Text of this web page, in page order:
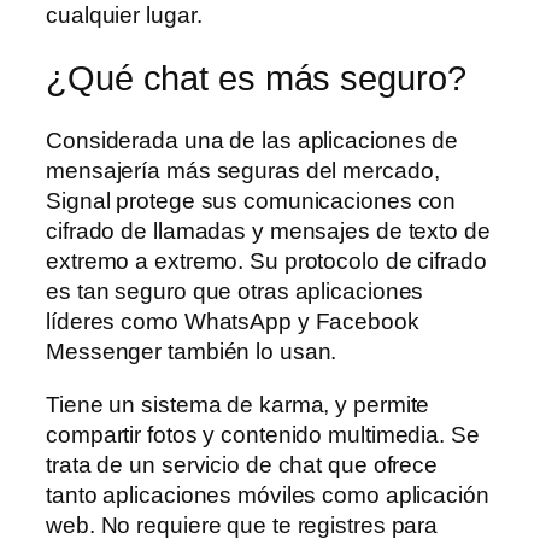
cualquier lugar.
¿Qué chat es más seguro?
Considerada una de las aplicaciones de
mensajería más seguras del mercado,
Signal protege sus comunicaciones con
cifrado de llamadas y mensajes de texto de
extremo a extremo. Su protocolo de cifrado
es tan seguro que otras aplicaciones
líderes como WhatsApp y Facebook
Messenger también lo usan.
Tiene un sistema de karma, y permite
compartir fotos y contenido multimedia. Se
trata de un servicio de chat que ofrece
tanto aplicaciones móviles como aplicación
web. No requiere que te registres para